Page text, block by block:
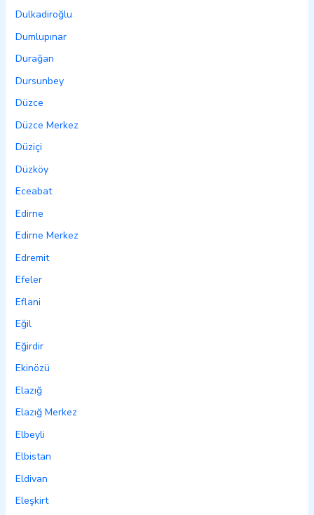
Dulkadiroğlu
Dumlupınar
Durağan
Dursunbey
Düzce
Düzce Merkez
Düziçi
Düzköy
Eceabat
Edirne
Edirne Merkez
Edremit
Efeler
Eflani
Eğil
Eğirdir
Ekinözü
Elazığ
Elazığ Merkez
Elbeyli
Elbistan
Eldivan
Eleşkirt